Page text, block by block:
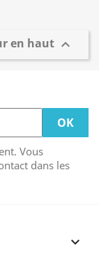
en haut 
Vous
dans les
